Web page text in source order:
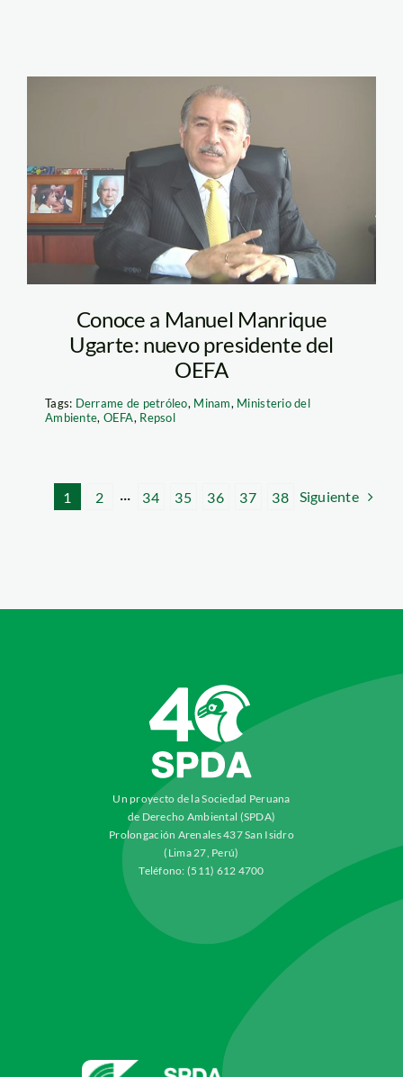
Manuel-Manrique-
Ugarte.jpg oefa
Conoce a Manuel Manrique
Ugarte: nuevo presidente del
OEFA
Tags: Derrame de petróleo, Minam, Ministerio del
Ambiente, OEFA, Repsol
1 2 ··· 34 35 36 37 38 Siguiente
Un proyecto de la Sociedad Peruana
de Derecho Ambiental (SPDA)
Prolongación Arenales 437 San Isidro
(Lima 27, Perú)
Teléfono: (511) 612 4700